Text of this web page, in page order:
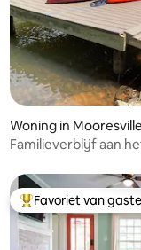
van 4,99
Woning in Mooresville
Familieverblijf aan
Topfavoriet van
Favoriet van